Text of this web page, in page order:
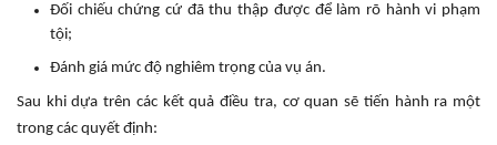
Đối chiếu chứng cứ đã thu thập được để làm rõ hành vi phạm
tội;
Đánh giá mức độ nghiêm trọng của vụ án.
Sau khi dựa trên các kết quả điều tra, cơ quan sẽ tiến hành ra một
trong các quyết định: